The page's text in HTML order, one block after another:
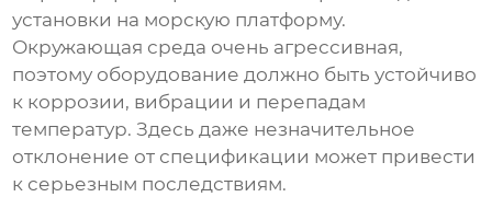
установки на морскую платформу.
Окружающая среда очень агрессивная,
поэтому оборудование должно быть устойчиво
к коррозии, вибрации и перепадам
температур. Здесь даже незначительное
отклонение от спецификации может привести
к серьезным последствиям.